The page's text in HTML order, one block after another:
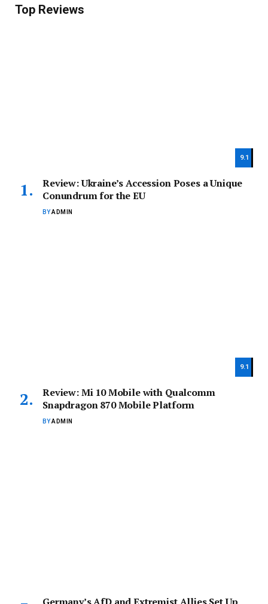
Top Reviews
9.1
Review: Ukraine’s Accession Poses a Unique
Conundrum for the EU
BYADMIN
9.1
Review: Mi 10 Mobile with Qualcomm
Snapdragon 870 Mobile Platform
BYADMIN